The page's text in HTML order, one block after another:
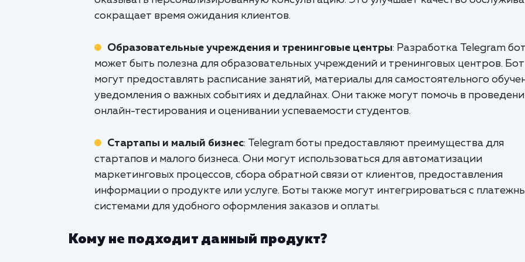
сокращает время ожидания клиентов.
Образовательные учреждения и тренинговые центры: Разработка Telegram
может быть полезна для образовательных учреждений и тренинговых центров.
могут предоставлять расписание занятий, материалы для самостоятельного
уведомления о важных событиях и дедлайнах. Они также могут помочь в
онлайн-тестирования и оценивании успеваемости студентов.
Стартапы и малый бизнес: Telegram боты предоставляют преимущества для
стартапов и малого бизнеса. Они могут использоваться для автоматизации
маркетинговых процессов, сбора обратной связи от клиентов, предоставления
информации о продукте или услуге. Боты также могут интегрироваться с
системами для удобного оформления заказов и оплаты.
Кому не подходит данный продукт?